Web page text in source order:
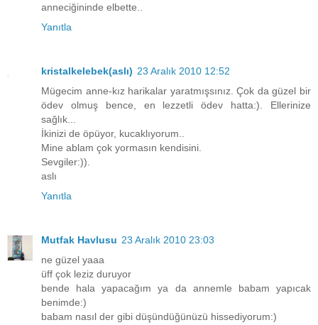
anneciğininde elbette..
Yanıtla
kristalkelebek(aslı) 23 Aralık 2010 12:52
Mügecim anne-kız harikalar yaratmışsınız. Çok da güzel bir
ödev olmuş bence, en lezzetli ödev hatta:). Ellerinize
sağlık...
İkinizi de öpüyor, kucaklıyorum..
Mine ablam çok yormasın kendisini.
Sevgiler:)).
aslı
Yanıtla
Mutfak Havlusu 23 Aralık 2010 23:03
ne güzel yaaa
üff çok leziz duruyor
bende hala yapacağım ya da annemle babam yapıcak
benimde:)
babam nasıl der gibi düşündüğünüzü hissediyorum:)